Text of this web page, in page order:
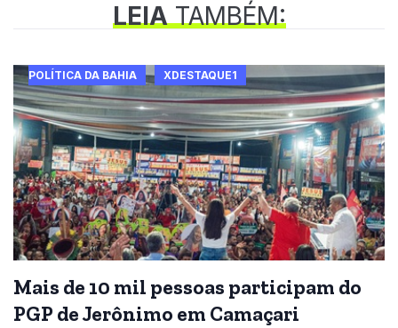
LEIATAMBÉM:
POLÍTICA DA BAHIA XDESTAQUE1
Mais de 10 mil pessoas participam do
PGP de Jerônimo em Camaçari